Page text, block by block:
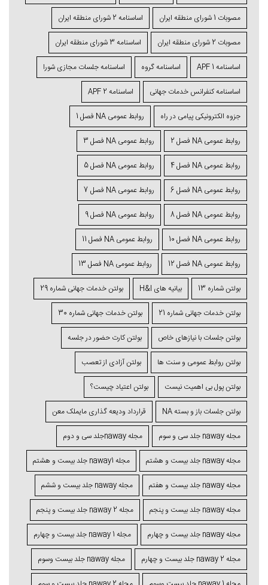
مصوبات 1 شورای منطقه ايران اساسنامه 2 شورای منطقه ايران
مصوبات 2 شورای منطقه ايران اساسنامه 3 شورای منطقه ايران
اساسنامه 1 APF اساسنامه گروه اساسنامه جلسات مجازی شورا
اساسنامه کنفرانس خدمات جهانی اساسنامه 2 APF
جزوه الکترونیکی پیامی در راه روابط عمومی NA فصل 1
روابط عمومی NA فصل 2 روابط عمومی NA فصل 3
روابط عمومی NA فصل 4 روابط عمومی NA فصل 5
روابط عمومی NA فصل 6 روابط عمومی NA فصل 7
روابط عمومی NA فصل 8 روابط عمومی NA فصل 9
روابط عمومی NA فصل 10 روابط عمومی NA فصل 11
روابط عمومی NA فصل 12 روابط عمومی NA فصل 13
بولتن شماره 13 بیانیه های H&I بولتن خدمات جهانی شماره 29
بولتن خدمات جهانی شماره 21 بولتن خدمات جهانی شماره 30
بولتن جلسات با نیازهای خاص بولتن کارت حضور در جلسه
بولتن روابط عمومی و سنت ها بولتن آزادی از تعصب
بولتن پول بی اهمیت نیست بولتن اعتیاد چیست؟
بولتن جلسات باز و بسته NA قرارداد ودیعه گذاری مایملک معن
مجله naway جلد سی و سوم مجله nawayجلد سی و دوم
مجله naway جلد بیست و هشتم مجله naway1 جلد بیست و هشتم
مجله naway جلد بیست و هفتم مجله naway جلد بیست و ششم
مجله naway جلد بیست و پنجم مجله 2 naway جلد بیست و پنجم
مجله naway جلد بیست و چهارم مجله naway 1 جلد بیست و چهارم
مجله naway 2 جلد بیست و چهارم مجله naway جلد بیست وسوم